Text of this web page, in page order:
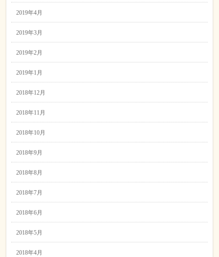
2019年4月
2019年3月
2019年2月
2019年1月
2018年12月
2018年11月
2018年10月
2018年9月
2018年8月
2018年7月
2018年6月
2018年5月
2018年4月